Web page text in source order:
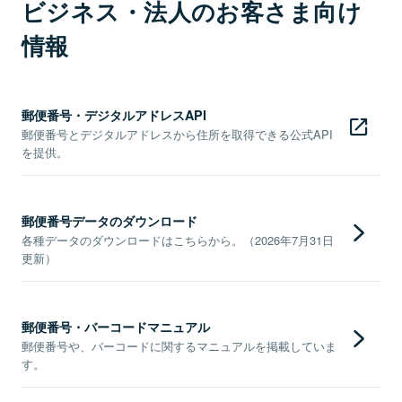
ビジネス・法人のお客さま向け
情報
郵便番号・デジタルアドレスAPI
郵便番号とデジタルアドレスから住所を取得できる公式API
を提供。
郵便番号データのダウンロード
各種データのダウンロードはこちらから。（2026年7月31日
更新）
郵便番号・バーコードマニュアル
郵便番号や、バーコードに関するマニュアルを掲載していま
す。